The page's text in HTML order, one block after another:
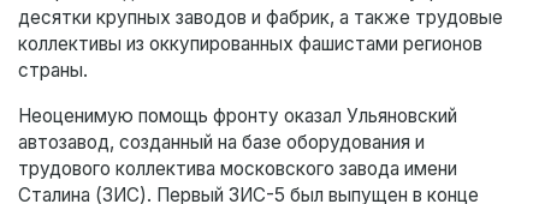
десятки крупных заводов и фабрик, а также трудовые
коллективы из оккупированных фашистами регионов
страны.
Неоценимую помощь фронту оказал Ульяновский
автозавод, созданный на базе оборудования и
трудового коллектива московского завода имени
Сталина (ЗИС). Первый ЗИС-5 был выпущен в конце